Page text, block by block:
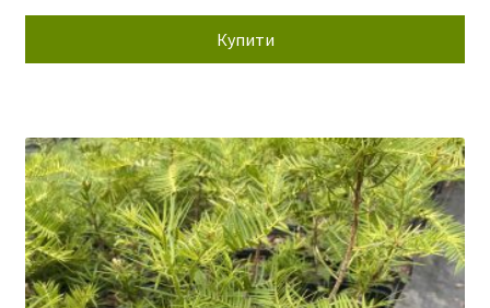
150,00 грн.
Купити